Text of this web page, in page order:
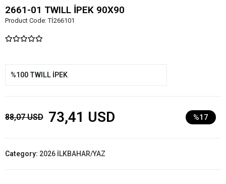
2661-01 TWILL İPEK 90X90
Product Code:Tİ266101
%100 TWILL İPEK
88,07 USD 73,41 USD %17
Category: 2026 İLKBAHAR/YAZ